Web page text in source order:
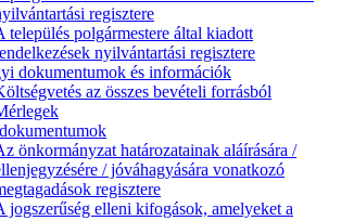
regisztere
település polgármestere által kiadott
nyilvántartási regisztere
dokumentumok és információk
az összes bevételi forrásból
önkormányzat határozatainak aláírására /
/ jóváhagyására vonatkozó
regisztere
jogszerűség elleni kifogások, amelyeket a